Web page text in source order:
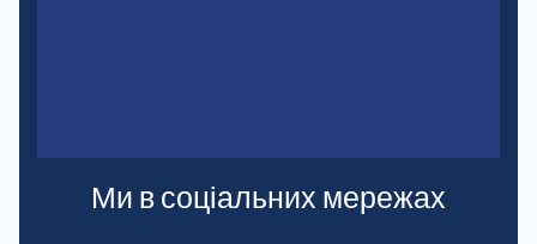
Ми в соціальних мережах